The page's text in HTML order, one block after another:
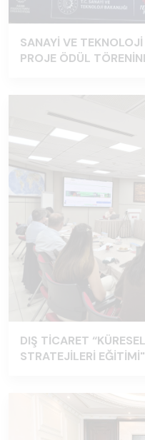
SANAYİ VE
PROJE ÖDÜL
DIŞ TİCARET
STRATEJİLERİ